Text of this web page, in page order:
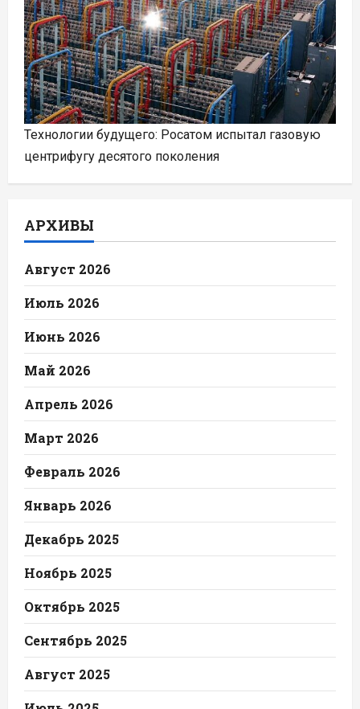
Технологии будущего: Росатом испытал газовую
центрифугу десятого поколения
АРХИВЫ
Август 2026
Июль 2026
Июнь 2026
Май 2026
Апрель 2026
Март 2026
Февраль 2026
Январь 2026
Декабрь 2025
Ноябрь 2025
Октябрь 2025
Сентябрь 2025
Август 2025